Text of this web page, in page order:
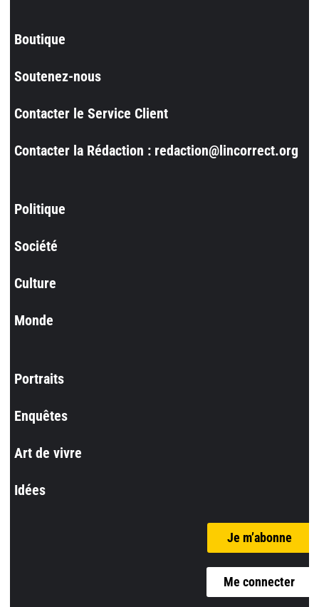
Boutique
Soutenez-nous
Contacter le Service Client
Contacter la Rédaction : redaction@lincorrect.org
Politique
Société
Culture
Monde
Portraits
Enquêtes
Art de vivre
Idées
Je m’abonne
Me connecter